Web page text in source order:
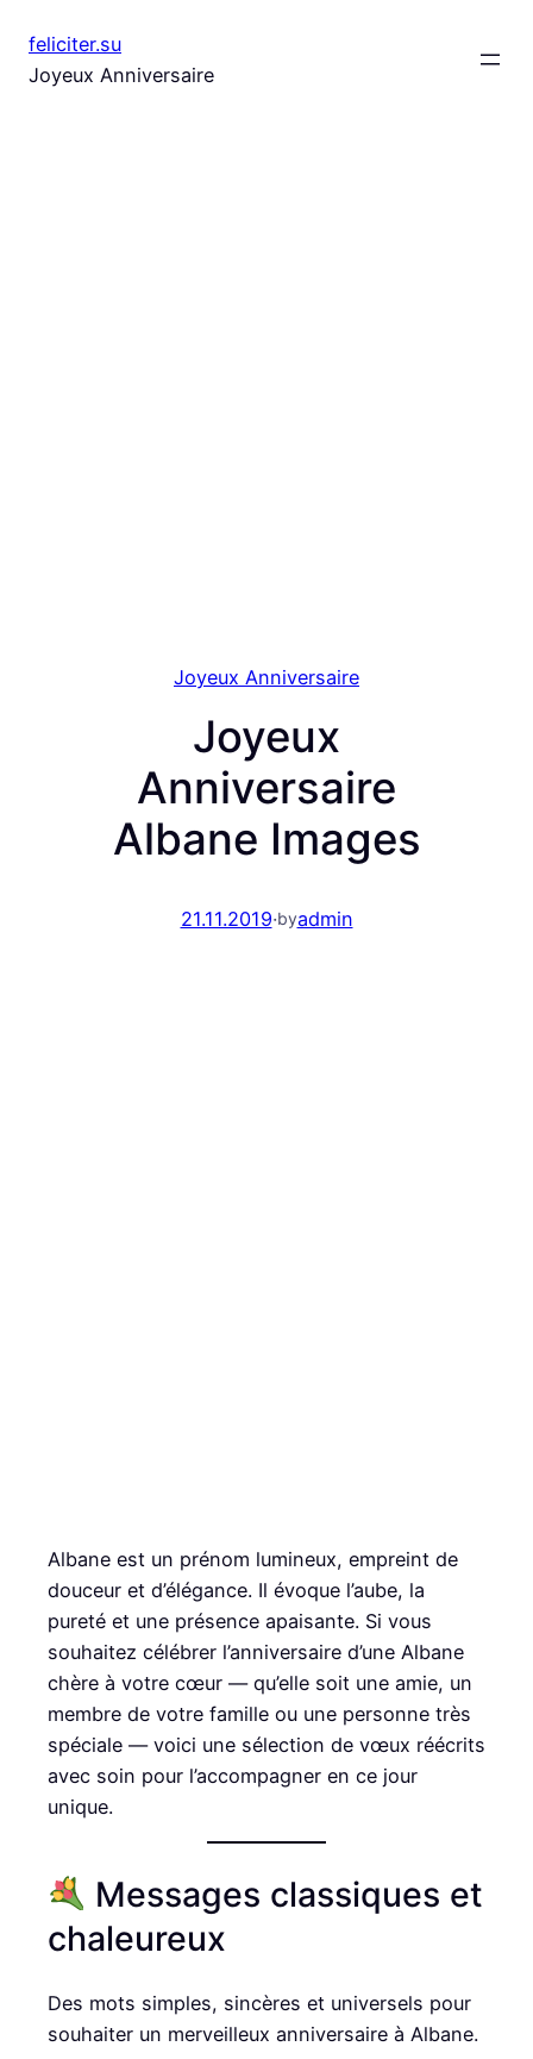
au
contenu
feliciter.su
Joyeux Anniversaire
Joyeux Anniversaire
Joyeux
Anniversaire
Albane Images
21.11.2019·byadmin
Albane est un prénom lumineux, empreint de
douceur et d’élégance. Il évoque l’aube, la
pureté et une présence apaisante. Si vous
souhaitez célébrer l’anniversaire d’une Albane
chère à votre cœur — qu’elle soit une amie, un
membre de votre famille ou une personne très
spéciale — voici une sélection de vœux réécrits
avec soin pour l’accompagner en ce jour
unique.
Messages classiques et
chaleureux
Des mots simples, sincères et universels pour
souhaiter un merveilleux anniversaire à Albane.